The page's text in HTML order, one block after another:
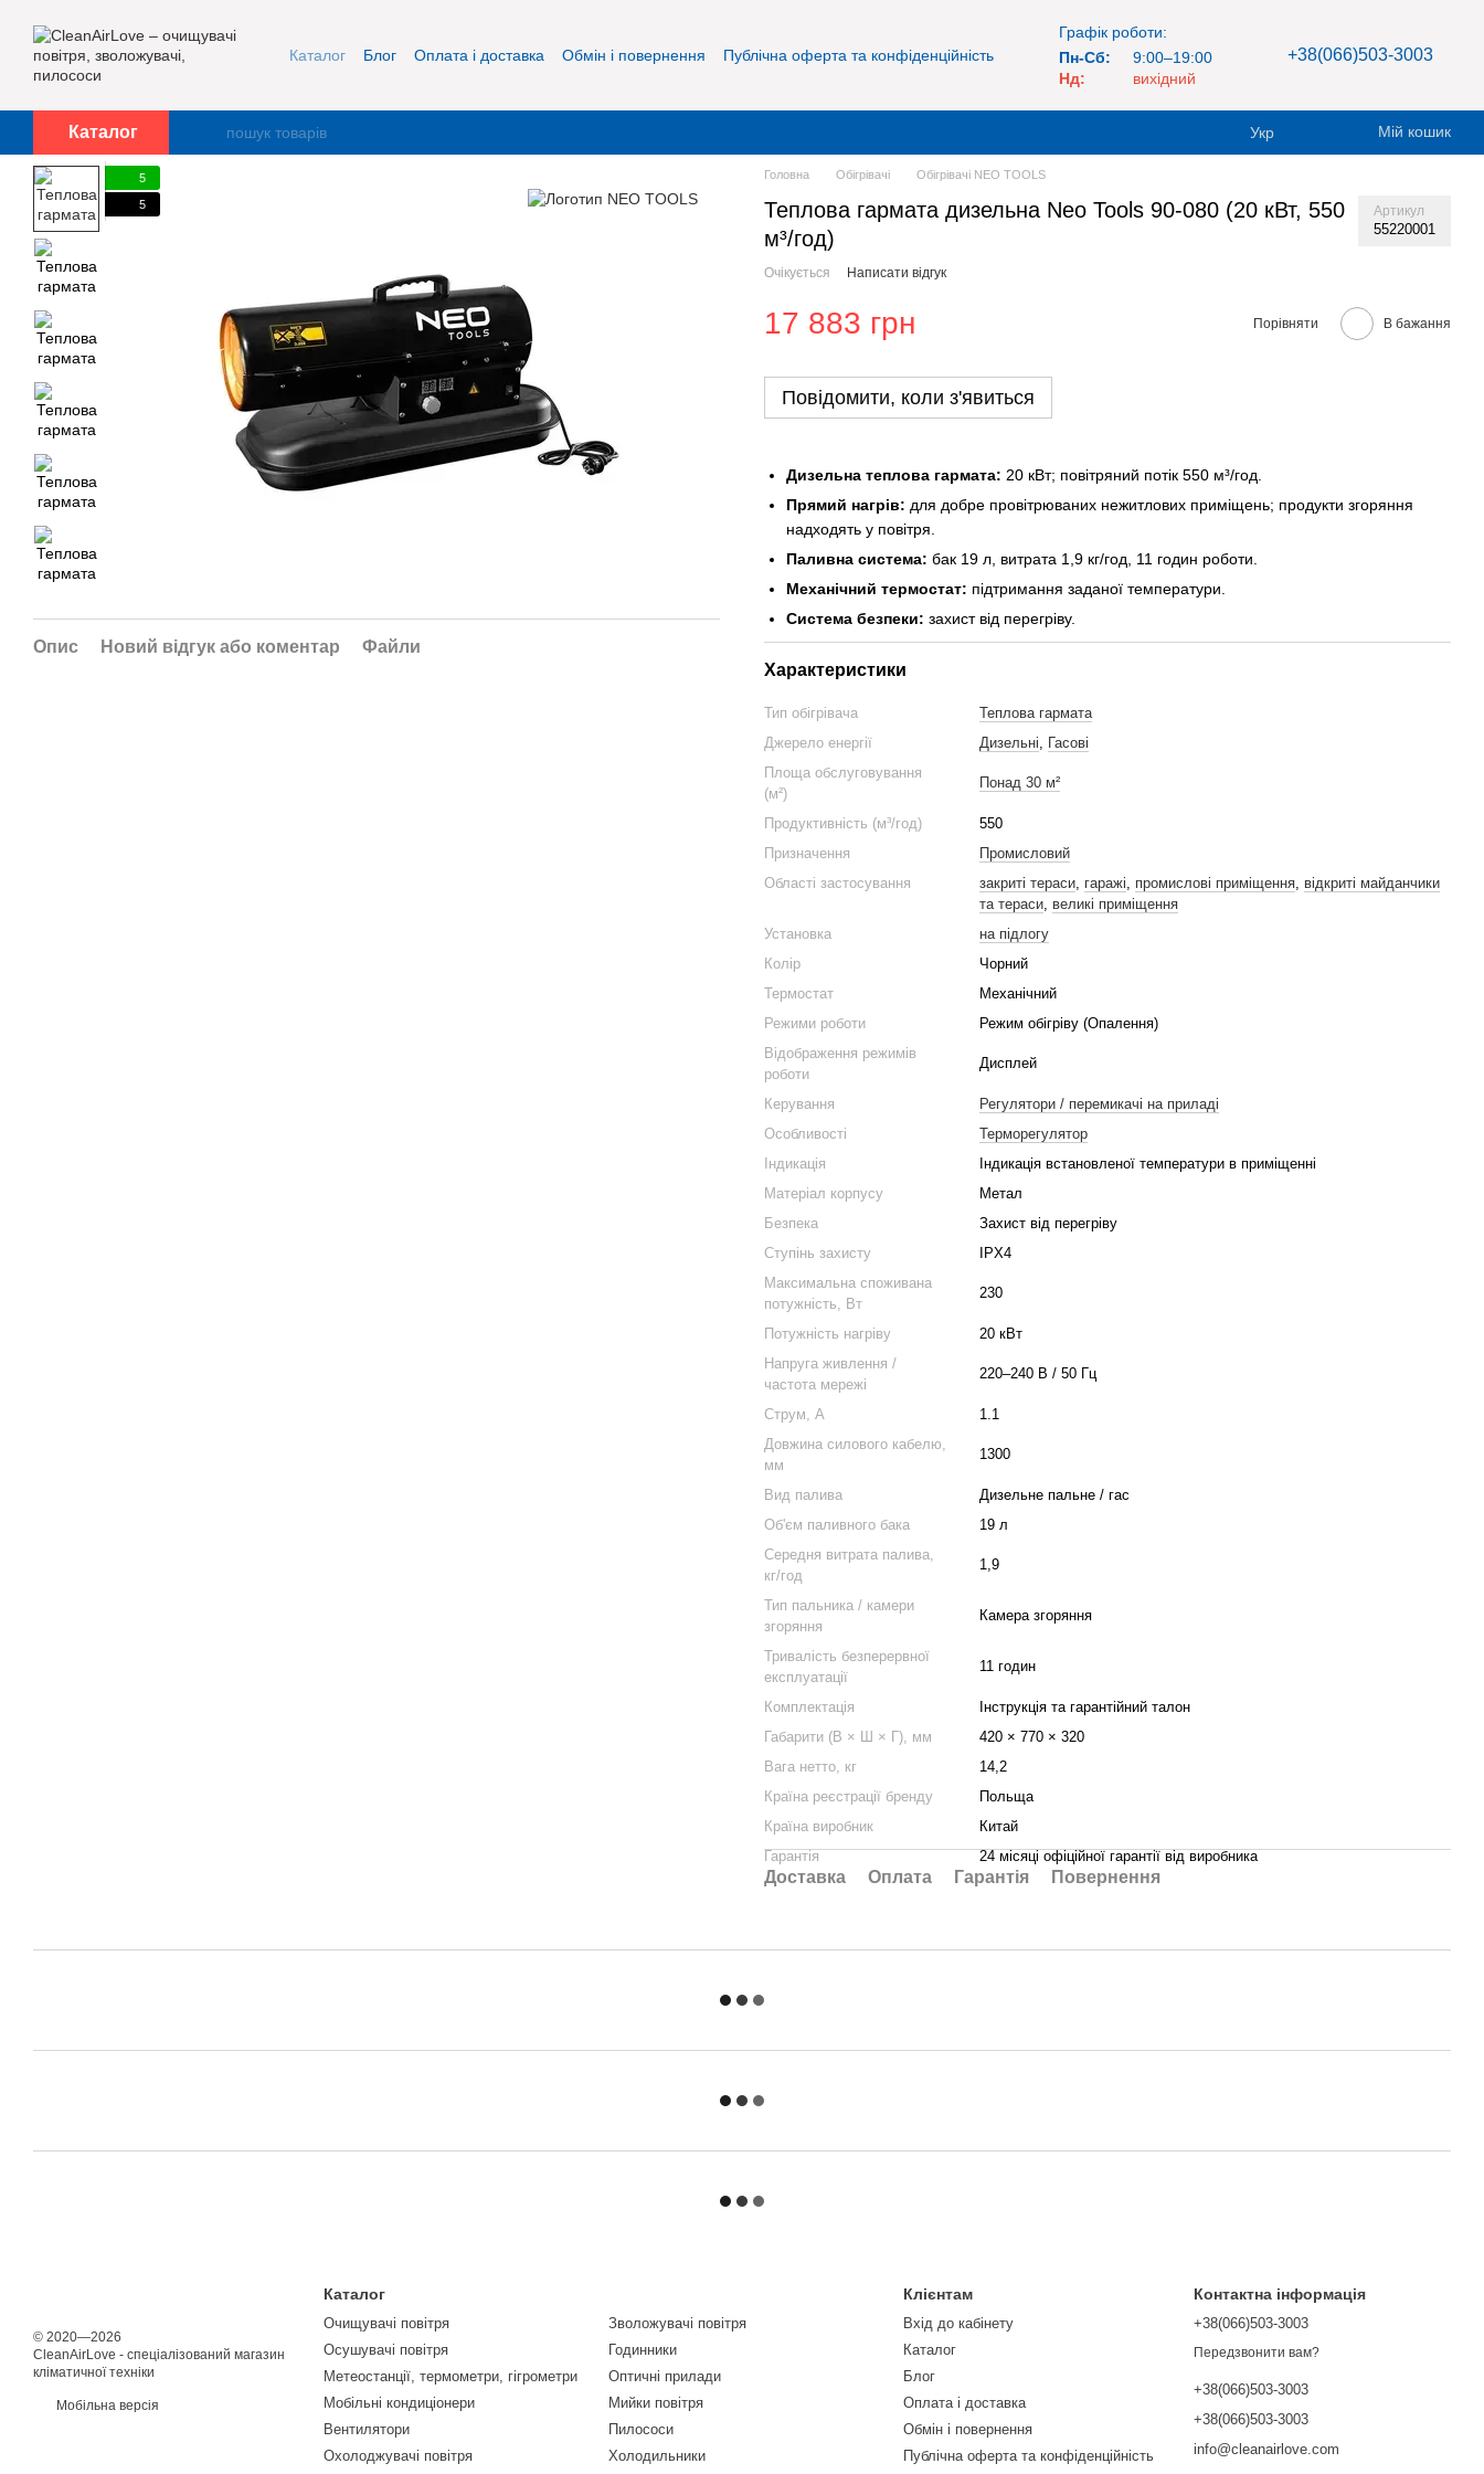
Каталог Блог Оплата і доставка Обмін і повернення
Публічна оферта та конфіденційність
Графік роботи:
Пн-Сб:
9:00–19:00
Нд:
вихідний
+38(066)503-3003
Каталог Укр Мій кошик
5
5
Опис Новий відгук або коментар Файли
Головна Обігрівачі Обігрівачі NEO TOOLS
Теплова гармата дизельна Neo Tools 90-080 (20 кВт, 550
м³/год)
Артикул
55220001
Очікується Написати відгук
17 883 грн Порівняти В бажання
Повідомити, коли з'явиться
Дизельна теплова гармата: 20 кВт; повітряний потік 550 м³/год.
Прямий нагрів: для добре провітрюваних нежитлових приміщень; продукти згоряння
надходять у повітря.
Паливна система: бак 19 л, витрата 1,9 кг/год, 11 годин роботи.
Механічний термостат: підтримання заданої температури.
Система безпеки: захист від перегріву.
Характеристики
Тип обігрівача
Теплова гармата
Джерело енергії
Дизельні, Гасові
Площа обслуговування
(м²)
Понад 30 м²
Продуктивність (м³/год)
550
Призначення
Промисловий
Області застосування
закриті тераси, гаражі, промислові приміщення, відкриті майданчики
та тераси, великі приміщення
Установка
на підлогу
Колір
Чорний
Термостат
Механічний
Режими роботи
Режим обігріву (Опалення)
Відображення режимів
роботи
Дисплей
Керування
Регулятори / перемикачі на приладі
Особливості
Терморегулятор
Індикація
Індикація встановленої температури в приміщенні
Матеріал корпусу
Метал
Безпека
Захист від перегріву
Ступінь захисту
IPX4
Максимальна споживана
потужність, Вт
230
Потужність нагріву
20 кВт
Напруга живлення /
частота мережі
220–240 В / 50 Гц
Струм, А
1.1
Довжина силового кабелю,
мм
1300
Вид палива
Дизельне пальне / гас
Об'єм паливного бака
19 л
Середня витрата палива,
кг/год
1,9
Тип пальника / камери
згоряння
Камера згоряння
Тривалість безперервної
експлуатації
11 годин
Комплектація
Інструкція та гарантійний талон
Габарити (В × Ш × Г), мм
420 × 770 × 320
Вага нетто, кг
14,2
Країна реєстрації бренду
Польща
Країна виробник
Китай
Гарантія
24 місяці офіційної гарантії від виробника
Доставка Оплата Гарантія Повернення
© 2020—2026
CleanAirLove - спеціалізований магазин
кліматичної техніки
Мобільна версія
Каталог
Очищувачі повітря
Осушувачі повітря
Метеостанції, термометри, гігрометри
Мобільні кондиціонери
Вентилятори
Охолоджувачі повітря
Зволожувачі повітря
Годинники
Оптичні прилади
Мийки повітря
Пилососи
Холодильники
Клієнтам
Вхід до кабінету
Каталог
Блог
Оплата і доставка
Обмін і повернення
Публічна оферта та конфіденційність
Контактна інформація
+38(066)503-3003
Передзвонити вам?
+38(066)503-3003
+38(066)503-3003
info@cleanairlove.com